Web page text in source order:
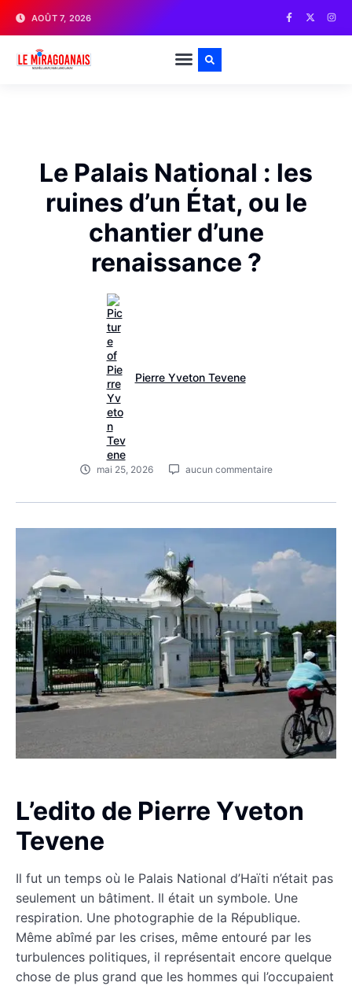
AOÛT 7, 2026
Le Palais National : les
ruines d’un État, ou le
chantier d’une
renaissance ?
Pierre Yveton Tevene
mai 25, 2026 aucun commentaire
L’edito de Pierre Yveton
Tevene
Il fut un temps où le Palais National d’Haïti n’était pas
seulement un bâtiment. Il était un symbole. Une
respiration. Une photographie de la République.
Même abîmé par les crises, même entouré par les
turbulences politiques, il représentait encore quelque
chose de plus grand que les hommes qui l’occupaient